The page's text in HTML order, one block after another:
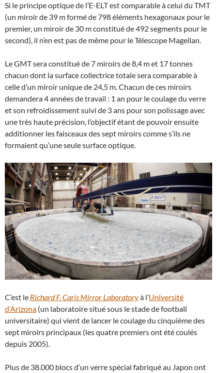
Si le principe optique de l’E-ELT est comparable à celui du TMT
(un miroir de 39 m formé de 798 éléments hexagonaux pour le
premier, un miroir de 30 m constitué de 492 segments pour le
second), il n’en est pas de même pour le Télescope Magellan.
Le GMT sera constitué de 7 miroirs de 8,4 m et 17 tonnes
chacun dont la surface collectrice totale sera comparable à
celle d’un miroir unique de 24,5 m. Chacun de ces miroirs
demandera 4 années de travail : 1 an pour le coulage du verre
et son refroidissement suivi de 3 ans pour son polissage avec
une très haute précision, l’objectif étant de pouvoir ensuite
additionner les faisceaux des sept miroirs comme s’ils ne
formaient qu’une seule surface optique.
C’est le Richard F. Caris Mirror Laboratoryà l’Université
d’Arizona (un laboratoire situé sous le stade de football
universitaire) qui vient de lancer le coulage du cinquième des
sept miroirs principaux (les quatre premiers ont été coulés
depuis 2005).
Plus de 38.000 blocs d’un verre spécial fabriqué au Japon ont